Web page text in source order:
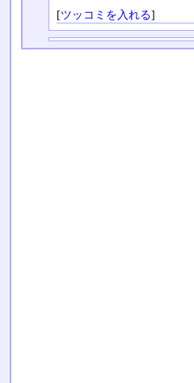
[ツッコミを入れる]